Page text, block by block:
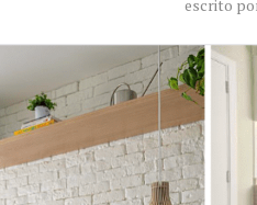
escrito